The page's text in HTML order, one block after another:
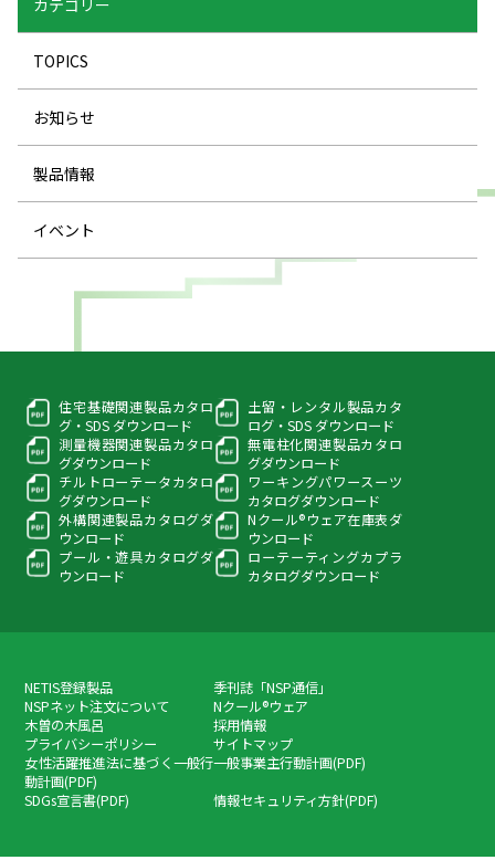
TOPICS
お知らせ
製品情報
イベント
住宅基礎関連製品カタロ
グ・SDS ダウンロード
土留・レンタル製品カタ
ログ・ SDS ダウンロード
測量機器関連製品カタロ
グダウンロード
無電柱化関連製品カタロ
グダウンロード
チルトローテータカタロ
グダウンロード
ワーキングパワースーツ
カタログダウンロード
外構関連製品カタログダ
ウンロード
Nクール®ウェア在庫表ダ
ウンロード
プール・遊具カタログダ
ウンロード
ローテーティングカプラ
カタログダウンロード
NETIS登録製品
季刊誌「NSP通信」
NSPネット注文について
Nクール®ウェア
木曽の木風呂
採用情報
プライバシーポリシー
サイトマップ
女性活躍推進法に基づく一般行
動計画(PDF)
一般事業主行動計画(PDF)
SDGs宣言書(PDF)
情報セキュリティ方針(PDF)